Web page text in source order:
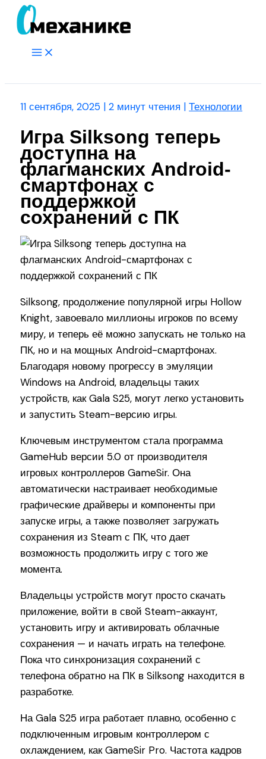
Перейти
Main
11 сентября, 2025 |2 минут чтения |Технологии
Игра Silksong теперь
доступна на
флагманских Android-
смартфонах с
поддержкой
сохранений с ПК
Silksong, продолжение популярной игры Hollow
Knight, завоевало миллионы игроков по всему
миру, и теперь её можно запускать не только на
ПК, но и на мощных Android-смартфонах.
Благодаря новому прогрессу в эмуляции
Windows на Android, владельцы таких
устройств, как Gala S25, могут легко установить
и запустить Steam-версию игры.
Ключевым инструментом стала программа
GameHub версии 5.0 от производителя
игровых контроллеров GameSir. Она
автоматически настраивает необходимые
графические драйверы и компоненты при
запуске игры, а также позволяет загружать
сохранения из Steam с ПК, что дает
возможность продолжить игру с того же
момента.
Владельцы устройств могут просто скачать
приложение, войти в свой Steam-аккаунт,
установить игру и активировать облачные
сохранения — и начать играть на телефоне.
Пока что синхронизация сохранений с
телефона обратно на ПК в Silksong находится в
разработке.
На Gala S25 игра работает плавно, особенно с
подключенным игровым контроллером с
охлаждением, как GameSir Pro. Частота кадров